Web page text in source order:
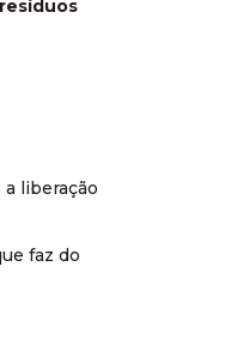
liberação
faz do